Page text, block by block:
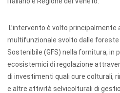
L’intervento è volto
multifunzionale svolto dalle foreste
Sostenibile (GFS) nella fornitura, in
ecosistemici di regolazione
di investimenti quali cure colturali,
e altre attività selvicolturali di